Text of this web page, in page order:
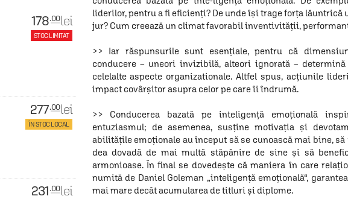
178.00lei
STOC LIMITAT
277.00lei
ÎN STOC LOCAL
231 .00lei
liderilor, pentru a fi eficienţi? De unde îşi trage forţa lăuntrică
jur? Cum creează un climat favorabil inventivităţii,
>> Iar răspunsurile sunt esenţiale, pentru că
conducere – uneori invizibilă, alteori ignorată –
celelalte aspecte organizationale. Altfel spus, acţiunile
impact covârşitor asupra celor pe care îi îndrumă.
>> Conducerea bazată pe inteligenţă emoţională
entuziasmul; de asemenea, susţine motivaţia şi
abilităţile emoţionale au început să se cunoască mai bine,
dea dovadă de mai multă stăpânire de sine şi să
armonioase. În final se dovedeşte că maniera în care
numită de Daniel Goleman „inteligenţă emoţională“,
mai mare decât acumularea de titluri şi diplome.